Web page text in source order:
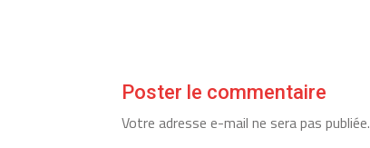
Poster le commentaire
Votre adresse e-mail ne sera pas publiée.